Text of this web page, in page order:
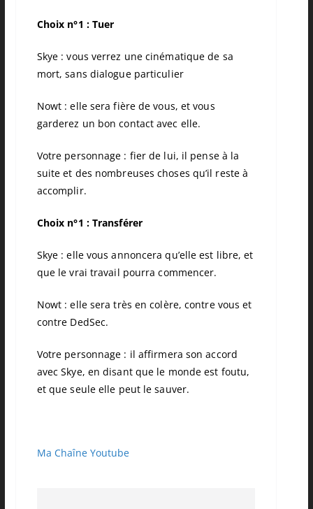
Choix n°1 : Tuer
Skye : vous verrez une cinématique de sa
mort, sans dialogue particulier
Nowt : elle sera fière de vous, et vous
garderez un bon contact avec elle.
Votre personnage : fier de lui, il pense à la
suite et des nombreuses choses qu’il reste à
accomplir.
Choix n°1 : Transférer
Skye : elle vous annoncera qu’elle est libre, et
que le vrai travail pourra commencer.
Nowt : elle sera très en colère, contre vous et
contre DedSec.
Votre personnage : il affirmera son accord
avec Skye, en disant que le monde est foutu,
et que seule elle peut le sauver.
Ma Chaîne Youtube